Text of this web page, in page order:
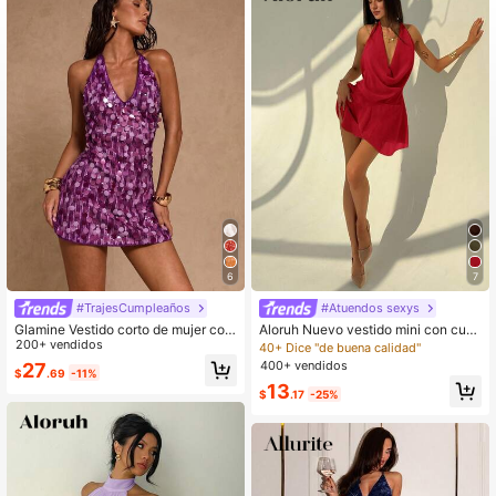
4.87 2.7M Seguidores
4.87 2.7M Seguidores
6
#TrajesCumpleaños
Glamine Vestido corto de mujer con
lentejuelas, color naranja vibrante,
elegante para fiesta, cita, vacacion
es, Año Nuevo
200+ vendidos
$27.69 -11%
7
#Atuendos sexys
Aloruh Nuevo vestido mini con cuell
o halter profundo, espalda descubie
rta, unicolor, cuello drapeado asimé
para salir
40+ Dice "de buena calidad"
400+ vendidos
$13.17 -25%